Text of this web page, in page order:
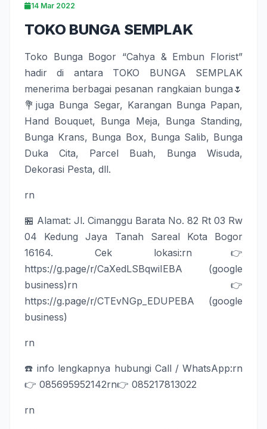
14 Mar 2022
TOKO BUNGA SEMPLAK
Toko Bunga Bogor “Cahya & Embun Florist”
hadir di antara TOKO BUNGA SEMPLAK
menerima berbagai pesanan rangkaian bunga 🌷
💐juga Bunga Segar, Karangan Bunga Papan,
Hand Bouquet, Bunga Meja, Bunga Standing,
Bunga Krans, Bunga Box, Bunga Salib, Bunga
Duka Cita, Parcel Buah, Bunga Wisuda,
Dekorasi Pesta, dll.
rn
🏪 Alamat: Jl. Cimanggu Barata No. 82 Rt 03 Rw
04 Kedung Jaya Tanah Sareal Kota Bogor
16164. Cek lokasi:rn👉
https://g.page/r/CaXedLSBqwiIEBA (google
business)rn👉
https://g.page/r/CTEvNGp_EDUPEBA (google
business)
rn
☎️ info lengkapnya hubungi Call / WhatsApp:rn
👉 085695952142rn👉 085217813022
rn